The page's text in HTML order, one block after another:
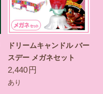
ドリームキャンドル バー
スデー メガネセット
2,440 円
あり